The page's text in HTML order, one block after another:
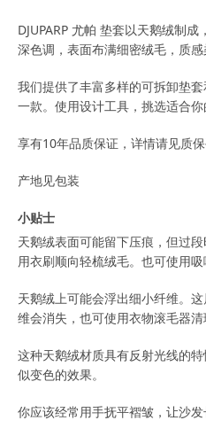
DJUPARP 尤帕 垫套以天鹅绒制
深色调，表面布满细密绒毛，质感
我们提供了丰富多样的可拆卸垫
一款。使用设计工具，挑选适合你
享有10年品质保证，详情请见质保
产地见包装
小贴士
天鹅绒表面可能留下压痕，但过
用衣刷顺向轻梳绒毛。也可使用吸
天鹅绒上可能会浮出细小纤维。
维会消失，也可使用衣物滚毛器清
这种天鹅绒材质具有反射光线的
似变色的效果。
你应该经常用手抚平褶皱，让沙发